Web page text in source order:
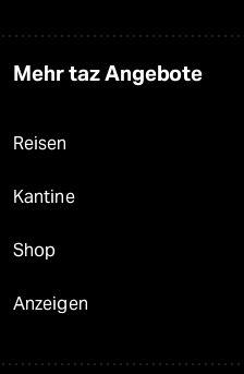
Mehr taz Angebote
Reisen
Kantine
Shop
Anzeigen